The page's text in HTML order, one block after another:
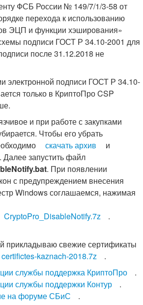
ФСБ России № 149/7/1/3-58 от
перехода к использованию
ЭЦП и функции хэширования»
подписи ГОСТ Р 34.10-2001 для
после 31.12.2018 не
электронной подписи ГОСТ Р 34.10-
только в КриптоПро CSP
и при работе с закупками
Чтобы его убрать
скачать архив
и
Далее запустить файл
. При появлении
с предупреждением внесения
Windows соглашаемся, нажимая
CryptoPro_DisableNotify.7z .
прикладываю свежие сертификаты
certifictes-kaznach-2018.7z
.
службы поддержка КриптоПро
.
службы поддержки Контур
.
на форуме СБиС
.